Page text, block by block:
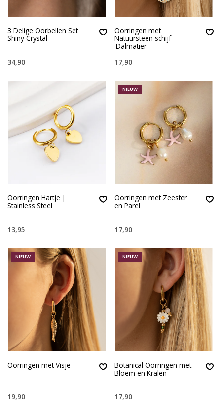
3 Delige Oorbellen Set
Shiny Crystal
34,90
Oorringen met
Natuursteen schijf
'Dalmatiër'
17,90
Oorringen Hartje |
Stainless Steel
13,95
NIEUW
Oorringen met Zeester
en Parel
17,90
NIEUW
Oorringen met Visje
19,90
NIEUW
Botanical Oorringen met
Bloem en Kralen
17,90